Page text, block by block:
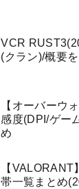
VCR
(クラン)/概要
【オーバーウ
感度(DPI/ゲー
め
【
帯一覧まとめ